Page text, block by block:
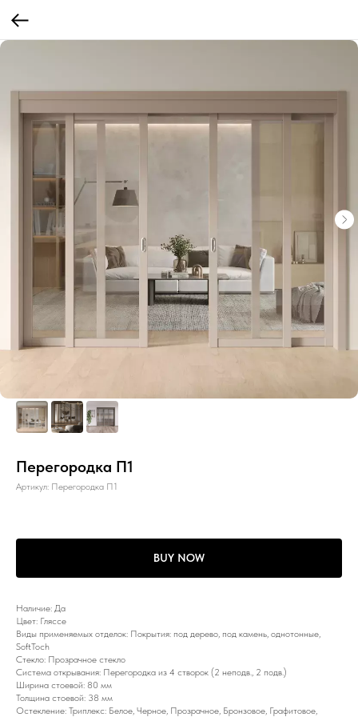
Перегородка П1
Артикул: Перегородка П1
BUY NOW
Наличие: Да
Цвет: Гляссе
Виды применяемых отделок: Покрытия: под дерево, под камень, однотонные,
SoftToch
Стекло: Прозрачное стекло
Система открывания: Перегородка из 4 створок (2 неподв., 2 подв.)
Ширина стоевой: 80 мм
Толщина стоевой: 38 мм
Остекление: Триплекс: Белое, Черное, Прозрачное, Бронзовое, Графитовое,